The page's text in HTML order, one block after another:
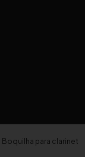
Boquilha para clarinete